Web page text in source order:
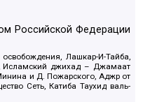
Российской Федерации
Лашкар-И-Тайба,
Исламский джихад – Джамаат
и Д. Пожарского, Аджр от
Сеть, Катиба Таухид валь-